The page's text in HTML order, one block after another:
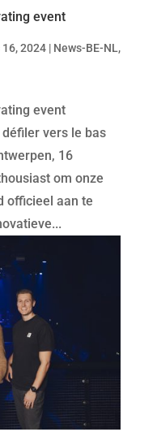
event
16, 2024| News-BE-NL,
event
vers le bas
16
om onze
officieel aan te